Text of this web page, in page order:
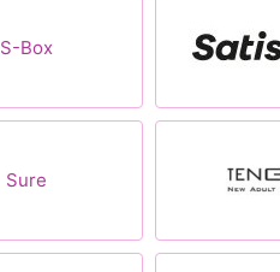
S-Box
Sure